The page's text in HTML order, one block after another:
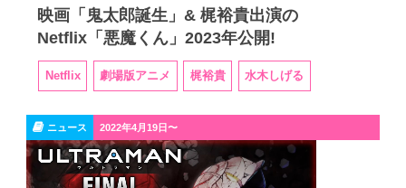
映画「鬼太郎誕生」& 梶裕貴出演の
Netflix「悪魔くん」2023年公開!
Netflix 劇場版アニメ 梶裕貴 水木しげる
ニュース 2022年4月19日〜